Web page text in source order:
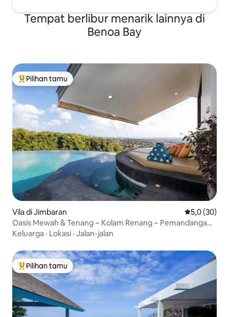
Tempat berlibur menarik lainnya di
Benoa Bay
Pilihan tamu terpopuler
Pilihan tamu
Vila di Jimbaran Nilai rata-
5,0 (30)
Oasis Mewah & Tenang ~ Kolam Renang ~ Pemandangan
Menakjubkan
Keluarga · Lokasi · Jalan-jalan
Pilihan tamu terpopuler
Pilihan tamu